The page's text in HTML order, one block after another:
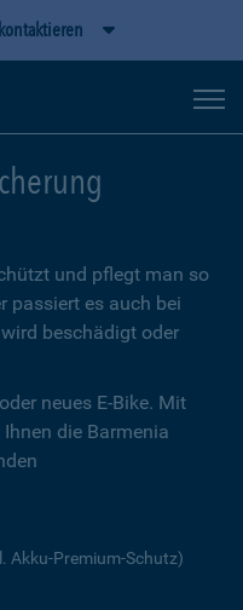
und pflegt man so
passiert es auch bei
beschädigt oder
neues E-Bike. Mit
die Barmenia
Akku-Premium-Schutz)